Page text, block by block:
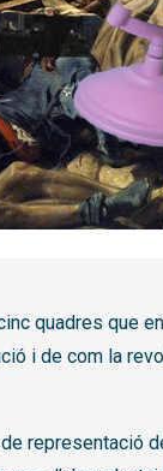
quadres que
i de com la
representació